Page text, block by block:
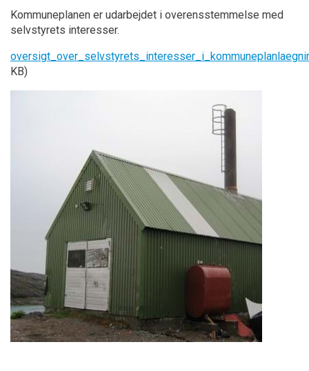
Kommuneplanen er udarbejdet i overensstemmelse med
selvstyrets interesser.
KB)